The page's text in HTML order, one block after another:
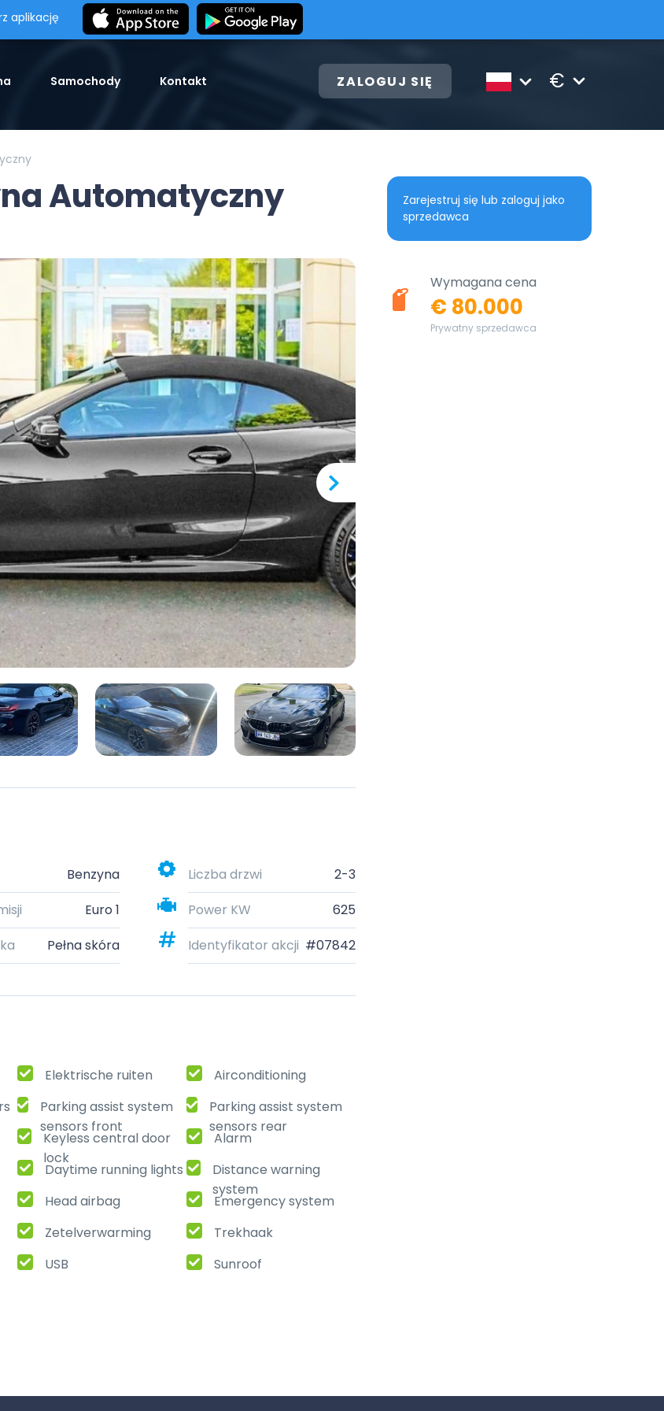
aplikację
Samochody Kontakt ZALOGUJ SIĘ €
Automatyczny
Benzyna Liczba drzwi
2-3
Euro 1 Power KW
625
Pełna skóra Identyfikator akcji #07842
Elektrische ruiten
Airconditioning
Parking assist system
sensors front
Parking assist system
sensors rear
Keyless central door
lock
Alarm
Daytime running lights
Distance warning
system
Head airbag
Emergency system
Zetelverwarming
Trekhaak
USB
Sunroof
Zarejestruj się lub zaloguj jako
sprzedawca
Wymagana cena
€ 80.000
Prywatny sprzedawca